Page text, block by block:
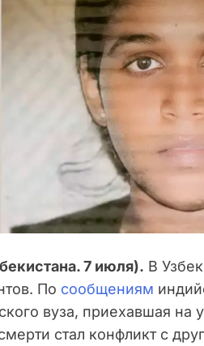
7 июля). В
По сообщениям
вуза, приехавшая
стал конфликт с